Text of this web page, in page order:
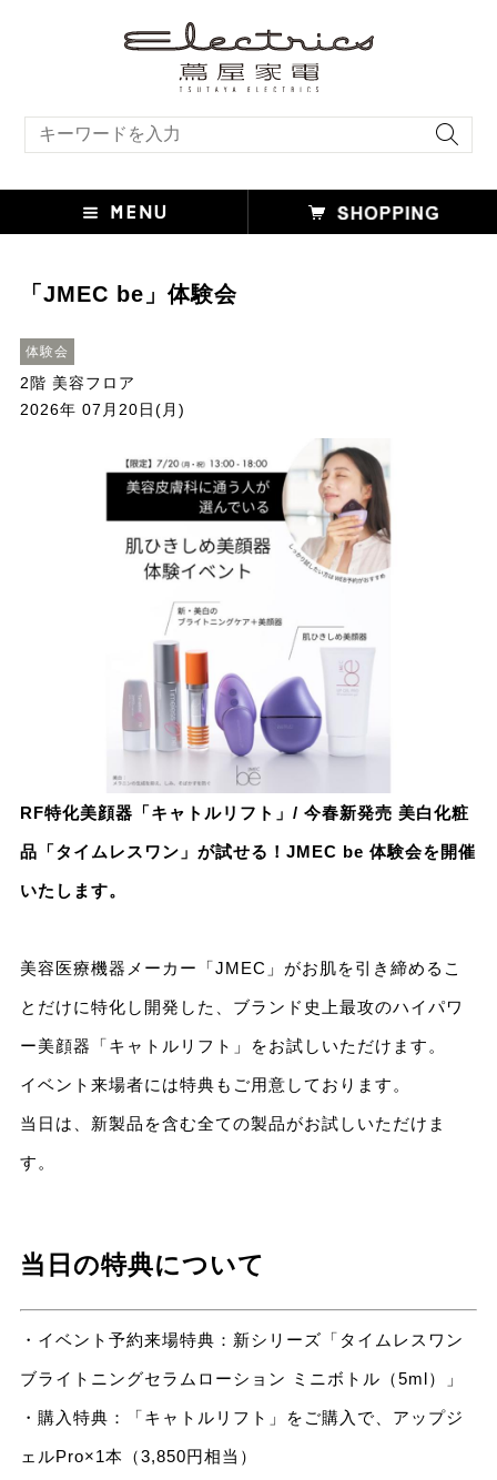
「JMEC be」体験会
体験会
2階 美容フロア
2026年 07月20日(月)
RF特化美顔器「キャトルリフト」/ 今春新発売 美白化粧
品「タイムレスワン」が試せる！JMEC be 体験会を開催
いたします。
美容医療機器メーカー「JMEC」がお肌を引き締めるこ
とだけに特化し開発した、ブランド史上最攻のハイパワ
ー美顔器「キャトルリフト」をお試しいただけます。
イベント来場者には特典もご用意しております。
当日は、新製品を含む全ての製品がお試しいただけま
す。
当日の特典について
・イベント予約来場特典：新シリーズ「タイムレスワン
ブライトニングセラムローション ミニボトル（5ml）」
・購入特典：「キャトルリフト」をご購入で、アップジ
ェルPro×1本（3,850円相当）